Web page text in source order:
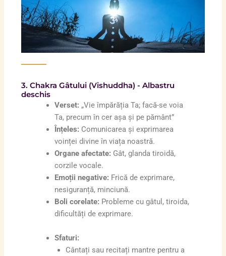
3. Chakra Gâtului (Vishuddha) - Albastru
deschis
Verset: „Vie împărăția Ta; facă-se voia
Ta, precum în cer așa și pe pământ”
Înțeles: Comunicarea și exprimarea
voinței divine în viața noastră.
Organe afectate: Gât, glanda tiroidă,
corzile vocale.
Emoții negative: Frică de exprimare,
nesiguranță, minciună.
Boli corelate: Probleme cu gâtul, tiroida,
dificultăți de exprimare.
Sfaturi:
Cântați sau recitați mantre pentru a